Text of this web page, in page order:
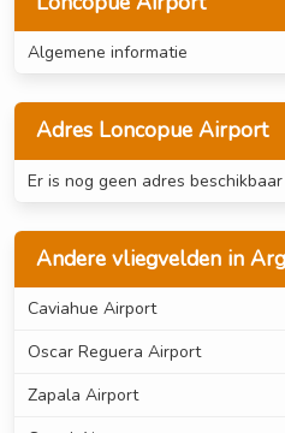
Algemene informatie
Adres Loncopue Airport
Er is nog geen adres
Andere vliegvelden in
Caviahue Airport
Oscar Reguera Airport
Zapala Airport